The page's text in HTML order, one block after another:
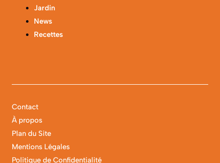
Jardin
News
Recettes
Contact
À propos
Plan du Site
Mentions Légales
Politique de Confidentialité